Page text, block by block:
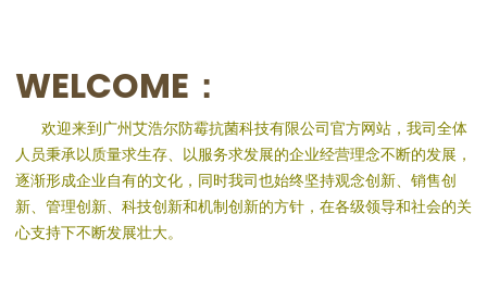
WELCOME：
欢迎来到广州艾浩尔防霉抗菌科技有限公司官方网站，我司全体
人员秉承以质量求生存、以服务求发展的企业经营理念不断的发展，
逐渐形成企业自有的文化，同时我司也始终坚持观念创新、销售创
新、管理创新、科技创新和机制创新的方针，在各级领导和社会的关
心支持下不断发展壮大。